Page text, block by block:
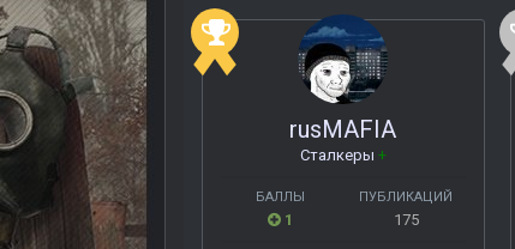
rusMAFIA
Сталкеры +
БАЛЛЫ
1
ПУБЛИКАЦИЙ
175